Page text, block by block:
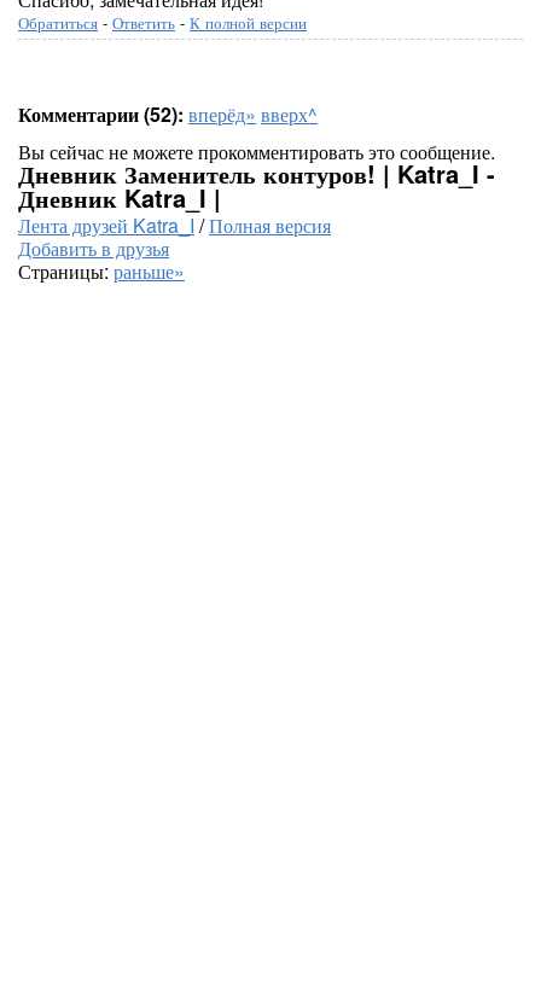
Обратиться - Ответить - К полной версии
Комментарии (52): вперёд» вверх^
Вы сейчас не можете прокомментировать это сообщение.
Дневник Заменитель контуров! | Katra_I -
Дневник Katra_I |
Лента друзей Katra_I /Полная версия
Добавить в друзья
Страницы: раньше»